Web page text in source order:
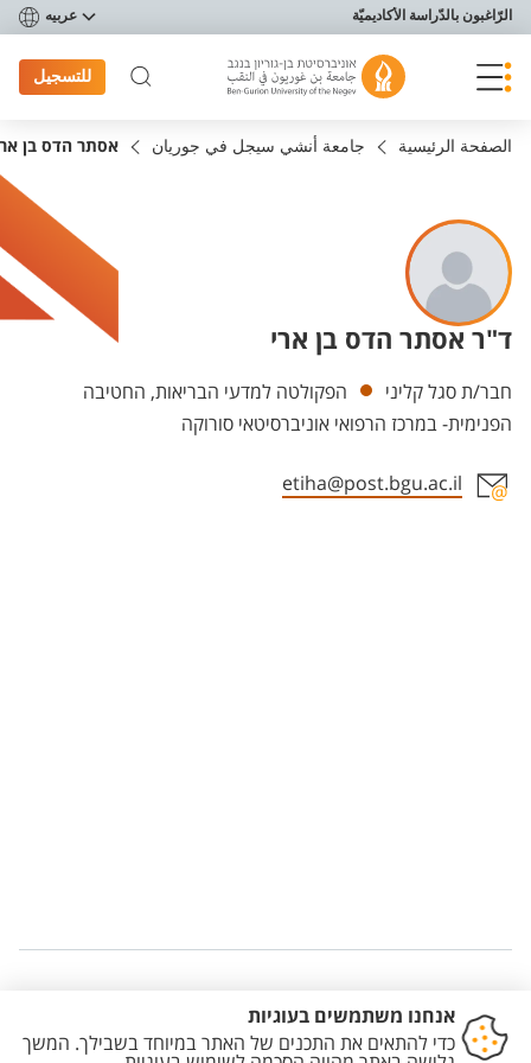
תפריט נגישות
الرّاغبون بالدّراسة الأكاديميّة عربيه
للتسجيل
الصفحة الرئيسية جامعة أنشي سيجل في جوريان אסתר הדס בן
ד"ר אסתר הדס בן ארי
Departments
חבר/ת סגל קליני
הפקולטה למדעי הבריאות, החטיבה
הפנימית- במרכז הרפואי אוניברסיטאי סורוקה
etiha@post.bgu.ac.il